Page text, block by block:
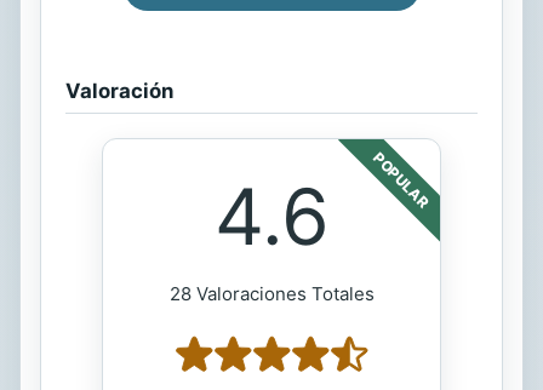
Valoración
POPULAR
4.6
28 Valoraciones Totales